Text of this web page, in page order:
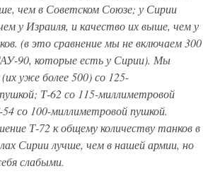
чем в Советском Союзе; у Сирии
у Израиля, и качество их выше, чем у
(в это сравнение мы не включаем 300
90, которые есть у Сирии). Мы
уже более 500) со 125-
Т-62 со 115-миллиметровой
со 100-миллиметровой пушкой.
Т-72 к общему количеству танков в
Сирии лучше, чем в нашей армии, но
слабыми.